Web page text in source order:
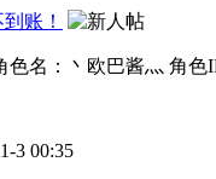
账！
色名：丶欧巴酱灬 角色
3 00:35